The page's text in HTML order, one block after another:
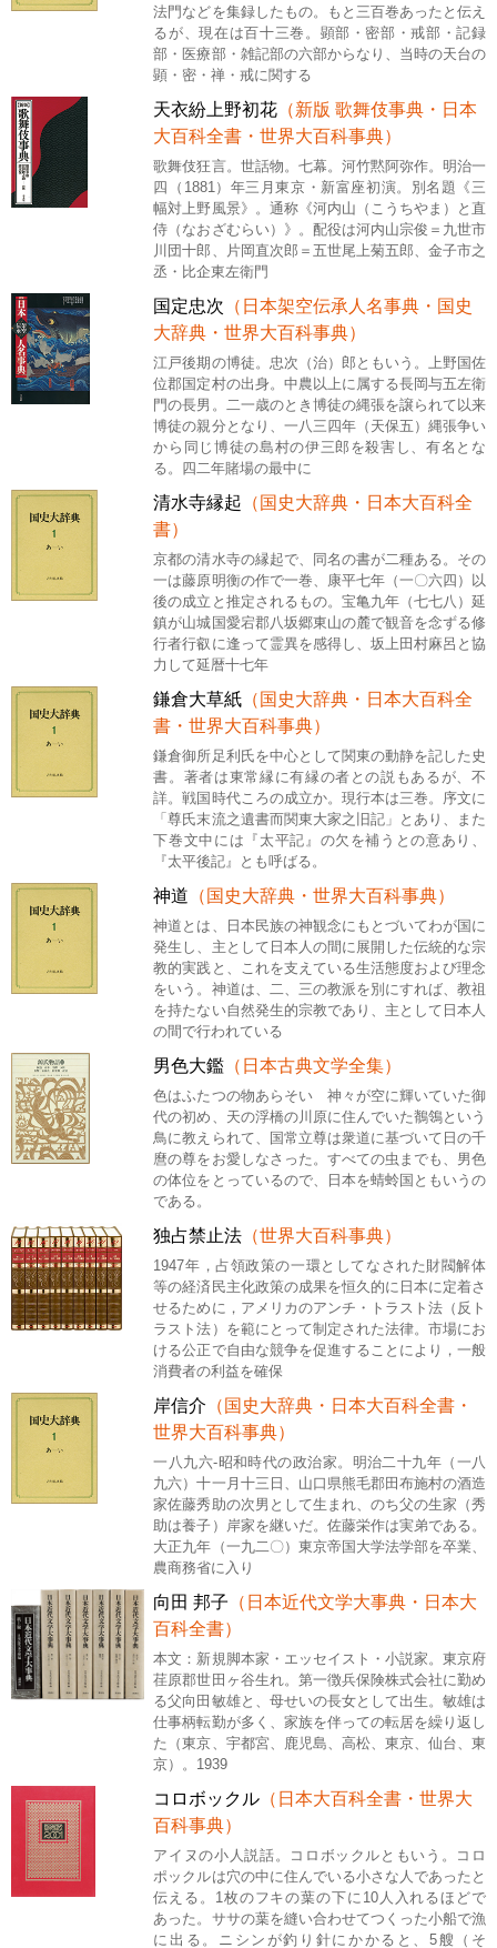
法門などを集録したもの。もと三百巻あったと伝え
るが、現在は百十三巻。顕部・密部・戒部・記録
部・医療部・雑記部の六部からなり、当時の天台の
顕・密・禅・戒に関する
天衣紛上野初花 （新版 歌舞伎事典・日本
大百科全書・世界大百科事典）
歌舞伎狂言。世話物。七幕。河竹黙阿弥作。明治一
四（1881）年三月東京・新富座初演。別名題《三
幅対上野風景》。通称《河内山（こうちやま）と直
侍（なおざむらい）》。配役は河内山宗俊＝九世市
川団十郎、片岡直次郎＝五世尾上菊五郎、金子市之
丞・比企東左衛門
国定忠次 （日本架空伝承人名事典・国史
大辞典・世界大百科事典）
江戸後期の博徒。忠次（治）郎ともいう。上野国佐
位郡国定村の出身。中農以上に属する長岡与五左衛
門の長男。二一歳のとき博徒の縄張を譲られて以来
博徒の親分となり、一八三四年（天保五）縄張争い
から同じ博徒の島村の伊三郎を殺害し、有名とな
る。四二年賭場の最中に
清水寺縁起 （国史大辞典・日本大百科全
書）
京都の清水寺の縁起で、同名の書が二種ある。その
一は藤原明衡の作で一巻、康平七年（一〇六四）以
後の成立と推定されるもの。宝亀九年（七七八）延
鎮が山城国愛宕郡八坂郷東山の麓で観音を念ずる修
行者行叡に逢って霊異を感得し、坂上田村麻呂と協
力して延暦十七年
鎌倉大草紙 （国史大辞典・日本大百科全
書・世界大百科事典）
鎌倉御所足利氏を中心として関東の動静を記した史
書。著者は東常縁に有縁の者との説もあるが、不
詳。戦国時代ころの成立か。現行本は三巻。序文に
「尊氏末流之遺書而関東大家之旧記」とあり、また
下巻文中には『太平記』の欠を補うとの意あり、
『太平後記』とも呼ばる。
神道 （国史大辞典・世界大百科事典）
神道とは、日本民族の神観念にもとづいてわが国に
発生し、主として日本人の間に展開した伝統的な宗
教的実践と、これを支えている生活態度および理念
をいう。神道は、二、三の教派を別にすれば、教祖
を持たない自然発生的宗教であり、主として日本人
の間で行われている
男色大鑑 （日本古典文学全集）
色はふたつの物あらそい 神々が空に輝いていた御
代の初め、天の浮橋の川原に住んでいた鶺鴒という
鳥に教えられて、国常立尊は衆道に基づいて日の千
麿の尊をお愛しなさった。すべての虫までも、男色
の体位をとっているので、日本を蜻蛉国ともいうの
である。
独占禁止法 （世界大百科事典）
1947年，占領政策の一環としてなされた財閥解体
等の経済民主化政策の成果を恒久的に日本に定着さ
せるために，アメリカのアンチ・トラスト法（反ト
ラスト法）を範にとって制定された法律。市場にお
ける公正で自由な競争を促進することにより，一般
消費者の利益を確保
岸信介 （国史大辞典・日本大百科全書・
世界大百科事典）
一八九六-昭和時代の政治家。明治二十九年（一八
九六）十一月十三日、山口県熊毛郡田布施村の酒造
家佐藤秀助の次男として生まれ、のち父の生家（秀
助は養子）岸家を継いだ。佐藤栄作は実弟である。
大正九年（一九二〇）東京帝国大学法学部を卒業、
農商務省に入り
向田 邦子 （日本近代文学大事典・日本大
百科全書）
本文：新規脚本家・エッセイスト・小説家。東京府
荏原郡世田ヶ谷生れ。第一徴兵保険株式会社に勤め
る父向田敏雄と、母せいの長女として出生。敏雄は
仕事柄転勤が多く、家族を伴っての転居を繰り返し
た（東京、宇都宮、鹿児島、高松、東京、仙台、東
京）。1939
コロボックル （日本大百科全書・世界大
百科事典）
アイヌの小人説話。コロボックルともいう。コロ
ポックルは穴の中に住んでいる小さな人であったと
伝える。1枚のフキの葉の下に10人入れるほどで
あった。ササの葉を縫い合わせてつくった小船で漁
に出る。ニシンが釣り針にかかると、5艘（そ